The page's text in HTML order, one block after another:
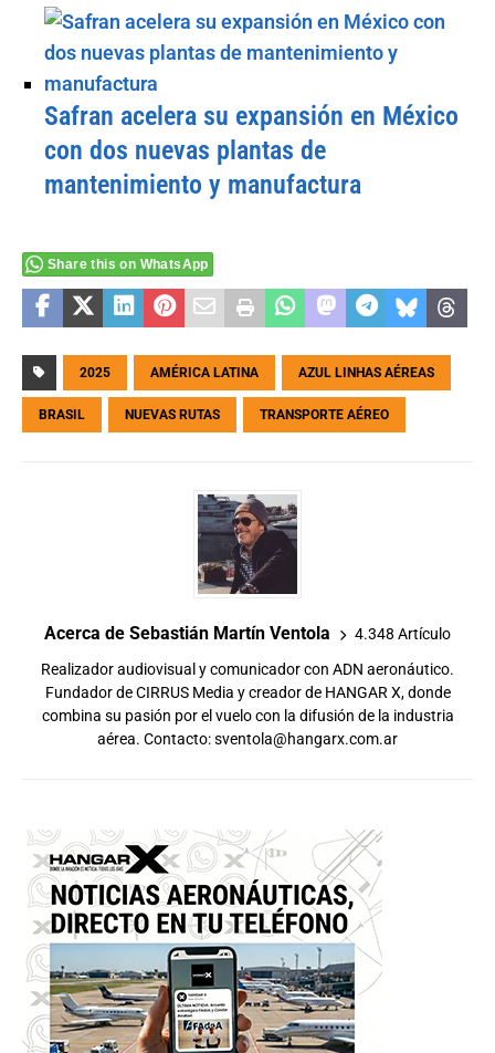
Safran acelera su expansión en México
con dos nuevas plantas de
mantenimiento y manufactura
Share this on WhatsApp
2025 AMÉRICA LATINA AZUL LINHAS AÉREAS
BRASIL NUEVAS RUTAS TRANSPORTE AÉREO
Acerca de Sebastián Martín Ventola 4.348 Artículo
Realizador audiovisual y comunicador con ADN aeronáutico.
Fundador de CIRRUS Media y creador de HANGAR X, donde
combina su pasión por el vuelo con la difusión de la industria
aérea. Contacto:sventola@hangarx.com.ar